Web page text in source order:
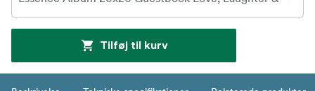
Tilføj til kurv